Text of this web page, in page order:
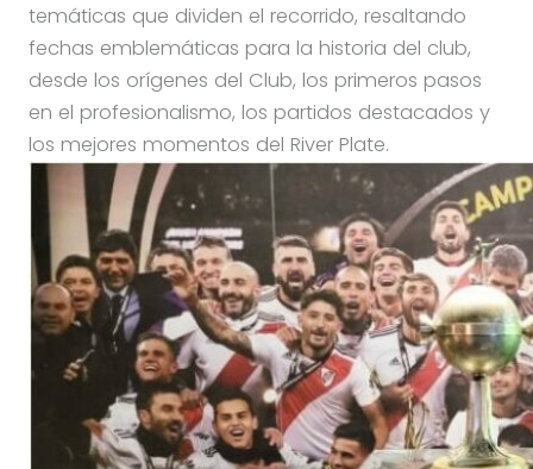
temáticas que dividen el recorrido, resaltando
fechas emblemáticas para la historia del club,
desde los orígenes del Club, los primeros pasos
en el profesionalismo, los partidos destacados y
los mejores momentos del River Plate.